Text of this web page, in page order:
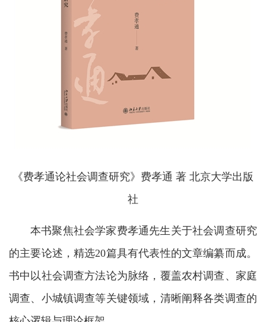
《费孝通论社会调查研究》 费孝通 著 北京大学出版
社
本书聚焦社会学家费孝通先生关于社会调查研究
的主要论述，精选20篇具有代表性的文章编纂而成。
书中以社会调查方法论为脉络，覆盖农村调查、家庭
调查、小城镇调查等关键领域，清晰阐释各类调查的